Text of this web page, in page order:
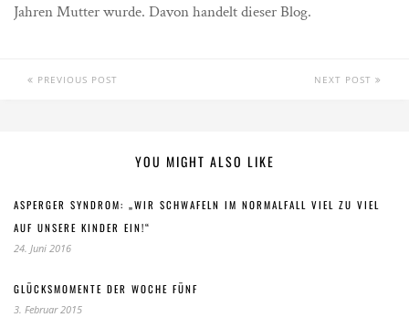
Jahren Mutter wurde. Davon handelt dieser Blog.
PREVIOUS POST NEXT POST
YOU MIGHT ALSO LIKE
ASPERGER SYNDROM: „WIR SCHWAFELN IM NORMALFALL VIEL ZU VIEL
AUF UNSERE KINDER EIN!“
24. Juni 2016
GLÜCKSMOMENTE DER WOCHE FÜNF
3. Februar 2015